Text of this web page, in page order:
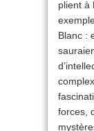
plient à
Blanc :
forces,